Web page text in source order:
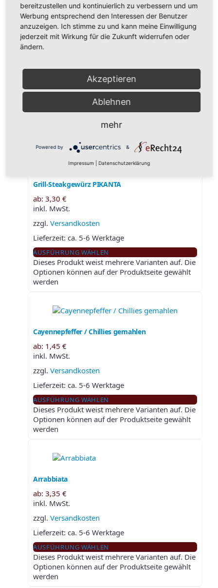
Zu verwenden ist sie natürlich in der mexikanischen
Küche, bei der Herstellung von Salsas, Grillsaucen und
vielem mehr.
Bei uns in der gemahlenen Version.
Menge in Gramm 50g,250g,500g
Das könnte Ihnen auch
Grill-Steakgewürz PIKANTA
ab: 3,30 €
inkl. MwSt.
zzgl. Versandkosten
Lieferzeit: ca. 5-6 Werktage
AUSFÜHRUNG WÄHLEN
Dieses Produkt weist mehrere Varianten auf. Die
Optionen können auf der Produktseite gewählt
werden
Cayennepfeffer / Chillies gemahlen
ab: 1,45 €
inkl. MwSt.
zzgl. Versandkosten
Lieferzeit: ca. 5-6 Werktage
AUSFÜHRUNG WÄHLEN
Dieses Produkt weist mehrere Varianten auf. Die
Optionen können auf der Produktseite gewählt
werden
Arrabbiata
ab: 3,35 €
inkl. MwSt.
zzgl. Versandkosten
Lieferzeit: ca. 5-6 Werktage
AUSFÜHRUNG WÄHLEN
Dieses Produkt weist mehrere Varianten auf. Die
Optionen können auf der Produktseite gewählt
werden
bereitzustellen und kontinuierlich zu verbessern und um
Werbung entsprechend den Interessen der Benutzer
anzuzeigen. Ich stimme zu und kann meine Einwilligung
jederzeit mit Wirkung für die Zukunft widerrufen oder
ändern.
Akzeptieren
Ablehnen
mehr
Powered by &
Impressum Datenschutzerklärung